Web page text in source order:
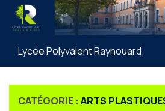
Lycée Polyvalent Raynouard
CATÉGORIE :ARTS